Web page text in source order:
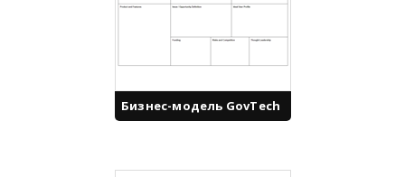
Бизнес-модель GovTech